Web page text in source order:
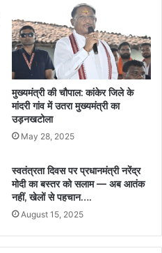
मुख्यमंत्री की चौपाल: कांकेर जिले के
मांदरी गांव में उतरा मुख्यमंत्री का
उड़नखटोला
May 28, 2025
स्वतंत्रता दिवस पर प्रधानमंत्री नरेंद्र
मोदी का बस्तर को सलाम — अब आतंक
नहीं, खेलों से पहचान….
August 15, 2025